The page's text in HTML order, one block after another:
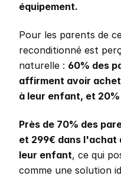
équipement.
Pour les parents de
reconditionné est
naturelle : 60% des
affirment avoir
à leur enfant, et
Près de 70% des
et 299€ dans l'achat
leur enfant, ce qui
comme une solution